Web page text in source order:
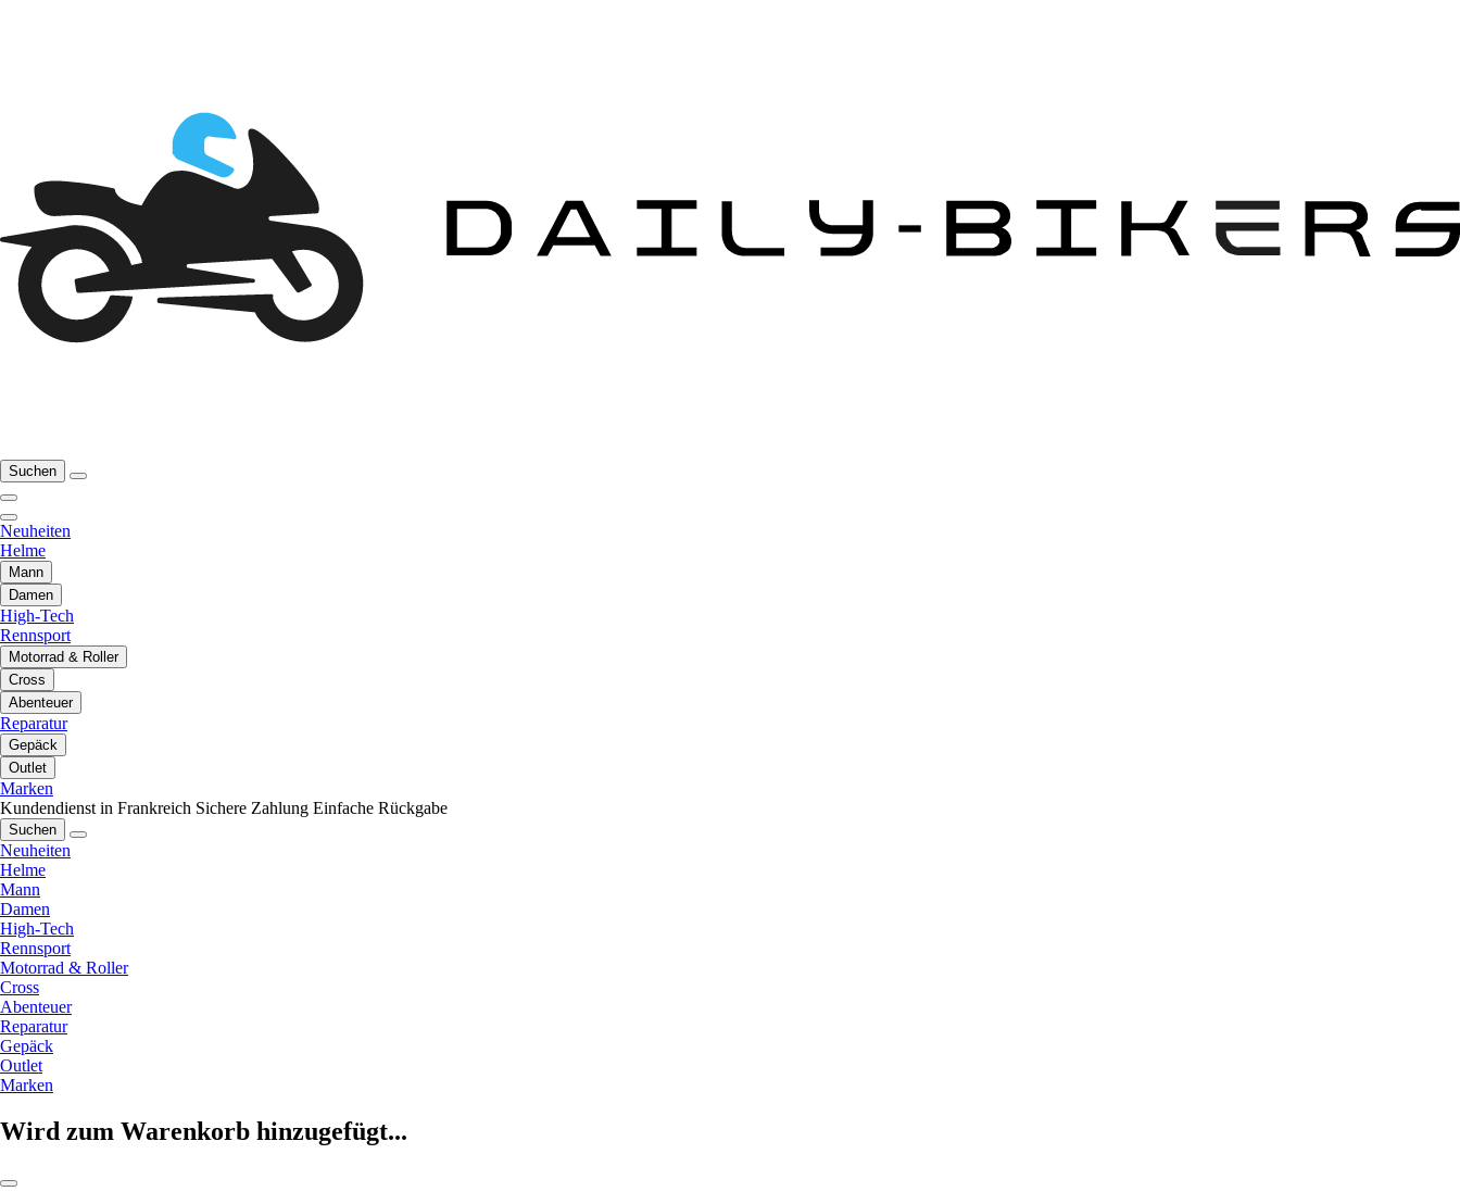
Suchen
Neuheiten
Helme
Mann
Damen
High-Tech
Rennsport
Motorrad & Roller
Cross
Abenteuer
Reparatur
Gepäck
Outlet
Marken
Kundendienst in Frankreich Sichere Zahlung Einfache Rückgabe
Suchen
Neuheiten
Helme
Mann
Damen
High-Tech
Rennsport
Motorrad & Roller
Cross
Abenteuer
Reparatur
Gepäck
Outlet
Marken
Wird zum Warenkorb hinzugefügt...